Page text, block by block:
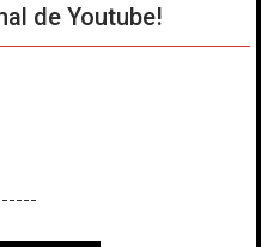
de Youtube!